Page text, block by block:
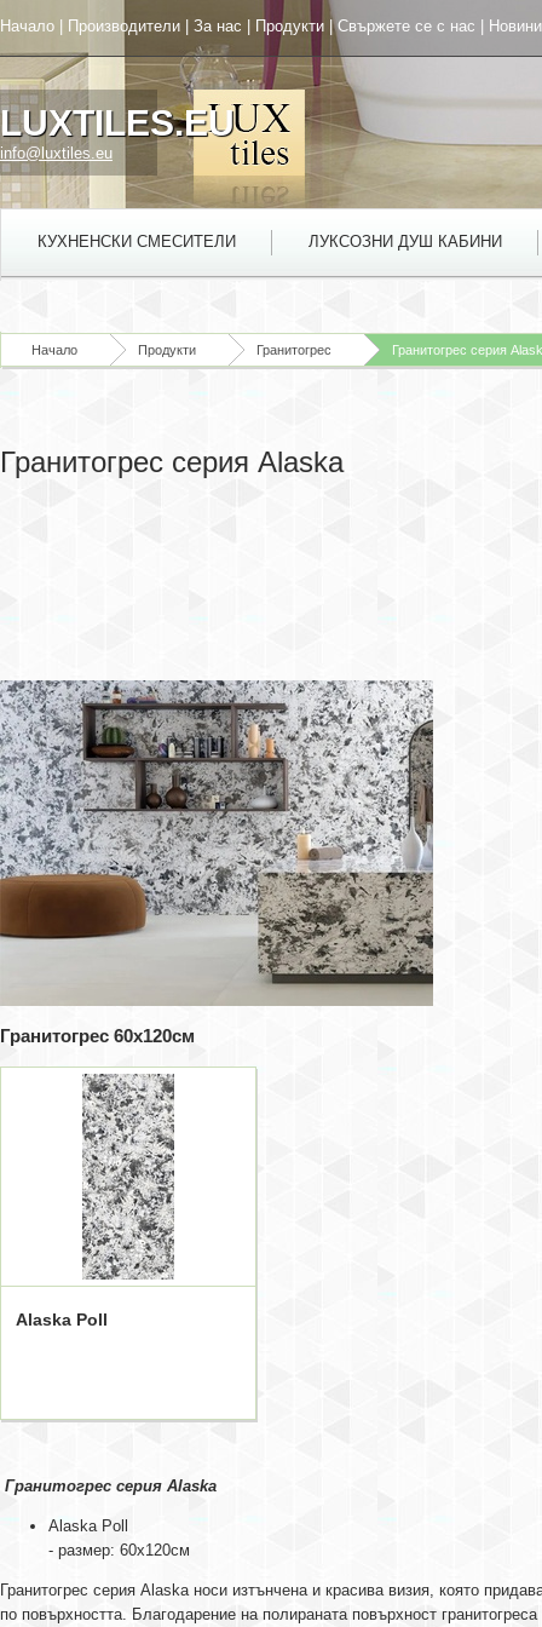
Начало Производители За нас Продукти |Свържете се с нас Новини
LUXTILES.EU
info@luxtiles.eu
КУХНЕНСКИ СМЕСИТЕЛИ ЛУКСОЗНИ ДУШ КАБИНИ
Начало Продукти Гранитогрес Гранитогрес серия
Гранитогрес серия Alaska
Гранитогрес 60x120см
Alaska Poll
Гранитогрес серия Alaska
Alaska Poll
- размер: 60x120см
Гранитогрес серия Alaska носи изтънчена и красива визия, която
по повърхността. Благодарение на полираната повърхност